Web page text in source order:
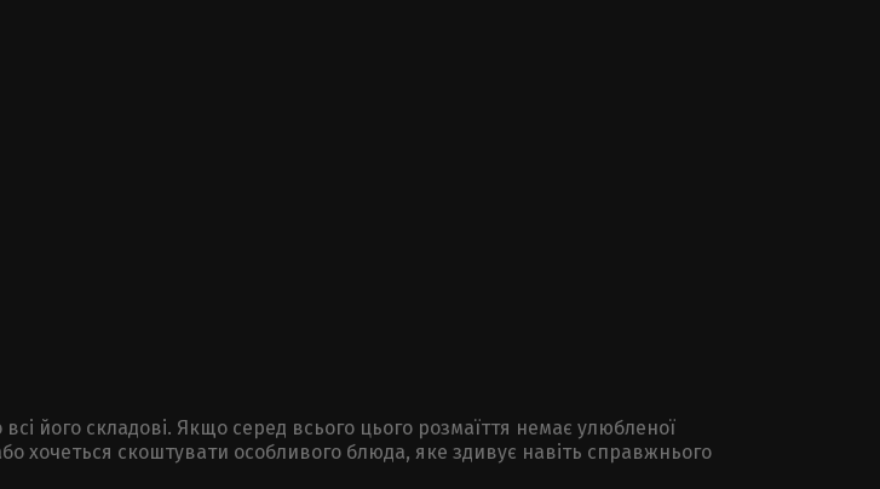
його складові. Якщо серед всього цього розмаїття немає улюбленої
хочеться скоштувати особливого блюда, яке здивує навіть справжнього